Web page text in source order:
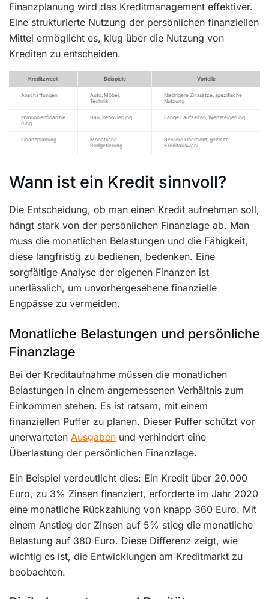
Finanzplanung wird das Kreditmanagement effektiver.
Eine strukturierte Nutzung der persönlichen finanziellen
Mittel ermöglicht es, klug über die Nutzung von
Krediten zu entscheiden.
Kreditzweck Beispiele Vorteile
Anschaffungen
Auto, Möbel,
Technik
Niedrigere Zinssätze, spezifische
Nutzung
Immobilienfinanzie
rung
Bau, Renovierung Lange Laufzeiten, Wertsteigerung
Finanzplanung
Monatliche
Budgetierung
Bessere Übersicht, gezielte
Kreditauswahl
Wann ist ein Kredit sinnvoll?
Die Entscheidung, ob man einen Kredit aufnehmen soll,
hängt stark von der persönlichen Finanzlage ab. Man
muss die monatlichen Belastungen und die Fähigkeit,
diese langfristig zu bedienen, bedenken. Eine
sorgfältige Analyse der eigenen Finanzen ist
unerlässlich, um unvorhergesehene finanzielle
Engpässe zu vermeiden.
Monatliche Belastungen und persönliche
Finanzlage
Bei der Kreditaufnahme müssen die monatlichen
Belastungen in einem angemessenen Verhältnis zum
Einkommen stehen. Es ist ratsam, mit einem
finanziellen Puffer zu planen. Dieser Puffer schützt vor
unerwarteten Ausgaben und verhindert eine
Überlastung der persönlichen Finanzlage.
Ein Beispiel verdeutlicht dies: Ein Kredit über 20.000
Euro, zu 3% Zinsen finanziert, erforderte im Jahr 2020
eine monatliche Rückzahlung von knapp 360 Euro. Mit
einem Anstieg der Zinsen auf 5% stieg die monatliche
Belastung auf 380 Euro. Diese Differenz zeigt, wie
wichtig es ist, die Entwicklungen am Kreditmarkt zu
beobachten.